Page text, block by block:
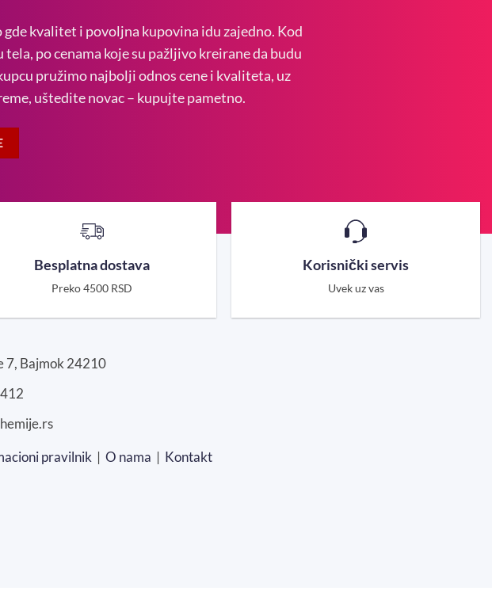
kvalitet i povoljna kupovina idu zajedno. Kod
po cenama koje su pažljivo kreirane da budu
pružimo najbolji odnos cene i kvaliteta, uz
uštedite novac – kupujte pametno.
Besplatna dostava
Preko 4500 RSD
Korisnički servis
Uvek uz vas
7, Bajmok 24210
pravilnik | O nama | Kontakt